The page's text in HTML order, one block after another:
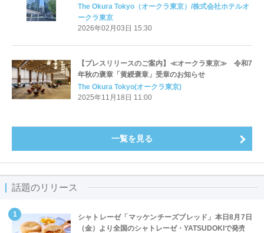
賞式・記念演奏会を3月23日(月)に開催
The Okura Tokyo（オークラ東京）/株式会社ホテルオ
ークラ東京
2026年02月03日 15:30
【プレスリリースのご案内】≪オークラ東京≫ 令和7
年秋の褒章「黄綬褒章」受章のお知らせ
The Okura Tokyo(オークラ東京)
2025年11月18日 11:00
一覧を見る
話題のリリース
シャトレーゼ「マッケンチーズブレッド」本日8月7日
（金）より全国のシャトレーゼ・YATSUDOKIで発売